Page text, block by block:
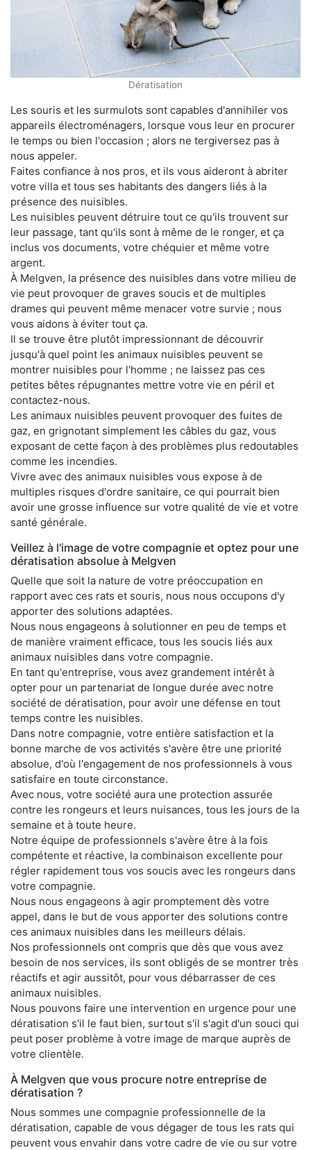
Dératisation
Les souris et les surmulots sont capables d'annihiler vos
appareils électroménagers, lorsque vous leur en procurer
le temps ou bien l'occasion ; alors ne tergiversez pas à
nous appeler.
Faites confiance à nos pros, et ils vous aideront à abriter
votre villa et tous ses habitants des dangers liés à la
présence des nuisibles.
Les nuisibles peuvent détruire tout ce qu'ils trouvent sur
leur passage, tant qu'ils sont à même de le ronger, et ça
inclus vos documents, votre chéquier et même votre
argent.
À Melgven, la présence des nuisibles dans votre milieu de
vie peut provoquer de graves soucis et de multiples
drames qui peuvent même menacer votre survie ; nous
vous aidons à éviter tout ça.
Il se trouve être plutôt impressionnant de découvrir
jusqu'à quel point les animaux nuisibles peuvent se
montrer nuisibles pour l'homme ; ne laissez pas ces
petites bêtes répugnantes mettre votre vie en péril et
contactez-nous.
Les animaux nuisibles peuvent provoquer des fuites de
gaz, en grignotant simplement les câbles du gaz, vous
exposant de cette façon à des problèmes plus redoutables
comme les incendies.
Vivre avec des animaux nuisibles vous expose à de
multiples risques d'ordre sanitaire, ce qui pourrait bien
avoir une grosse influence sur votre qualité de vie et votre
santé générale.
Veillez à l'image de votre compagnie et optez pour une
dératisation absolue à Melgven
Quelle que soit la nature de votre préoccupation en
rapport avec ces rats et souris, nous nous occupons d'y
apporter des solutions adaptées.
Nous nous engageons à solutionner en peu de temps et
de manière vraiment efficace, tous les soucis liés aux
animaux nuisibles dans votre compagnie.
En tant qu'entreprise, vous avez grandement intérêt à
opter pour un partenariat de longue durée avec notre
société de dératisation, pour avoir une défense en tout
temps contre les nuisibles.
Dans notre compagnie, votre entière satisfaction et la
bonne marche de vos activités s'avère être une priorité
absolue, d'où l'engagement de nos professionnels à vous
satisfaire en toute circonstance.
Avec nous, votre société aura une protection assurée
contre les rongeurs et leurs nuisances, tous les jours de la
semaine et à toute heure.
Notre équipe de professionnels s'avère être à la fois
compétente et réactive, la combinaison excellente pour
régler rapidement tous vos soucis avec les rongeurs dans
votre compagnie.
Nous nous engageons à agir promptement dès votre
appel, dans le but de vous apporter des solutions contre
ces animaux nuisibles dans les meilleurs délais.
Nos professionnels ont compris que dès que vous avez
besoin de nos services, ils sont obligés de se montrer très
réactifs et agir aussitôt, pour vous débarrasser de ces
animaux nuisibles.
Nous pouvons faire une intervention en urgence pour une
dératisation s'il le faut bien, surtout s'il s'agit d'un souci qui
peut poser problème à votre image de marque auprès de
votre clientèle.
À Melgven que vous procure notre entreprise de
dératisation ?
Nous sommes une compagnie professionnelle de la
dératisation, capable de vous dégager de tous les rats qui
peuvent vous envahir dans votre cadre de vie ou sur votre